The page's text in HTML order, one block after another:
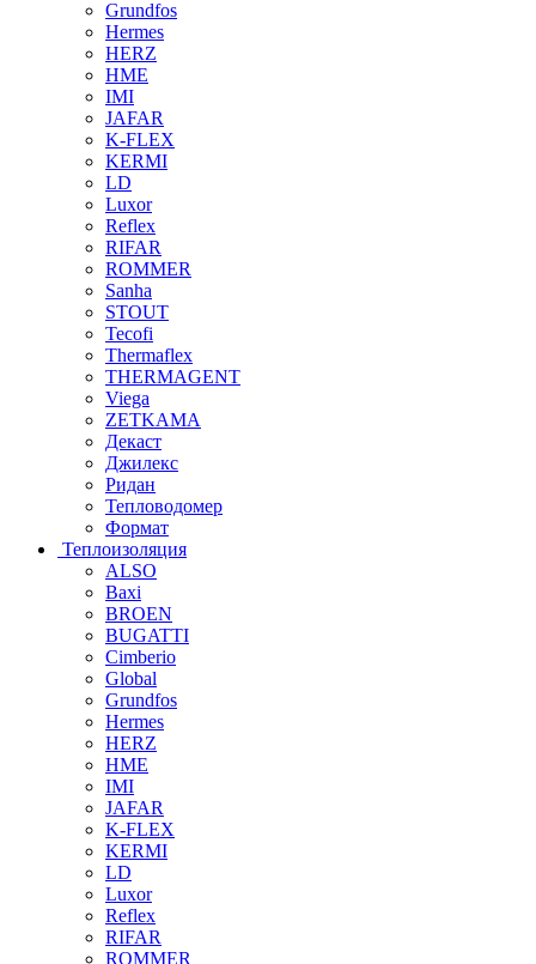
Grundfos
Hermes
HERZ
HME
IMI
JAFAR
K-FLEX
KERMI
LD
Luxor
Reflex
RIFAR
ROMMER
Sanha
STOUT
Tecofi
Thermaflex
THERMAGENT
Viega
ZETKAMA
Декаст
Джилекс
Ридан
Тепловодомер
Формат
Теплоизоляция
ALSO
Baxi
BROEN
BUGATTI
Cimberio
Global
Grundfos
Hermes
HERZ
HME
IMI
JAFAR
K-FLEX
KERMI
LD
Luxor
Reflex
RIFAR
ROMMER